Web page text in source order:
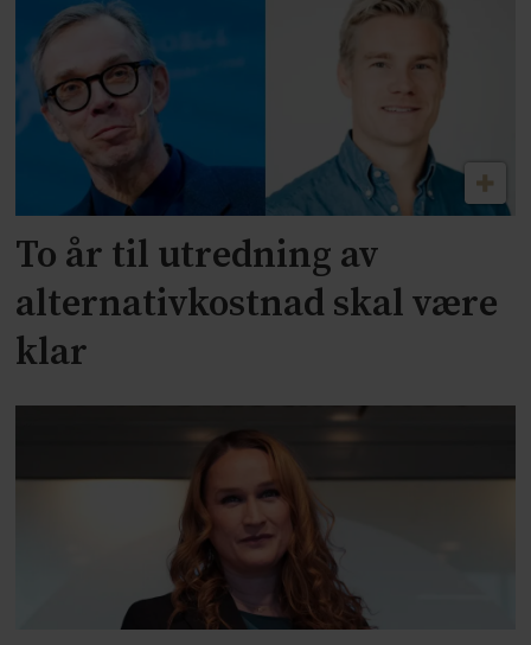
To år til utredning av
alternativkostnad skal være
klar